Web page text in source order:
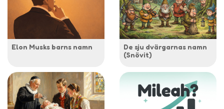
Elon Musks barns namn
De sju dvärgarnas namn
(Snövit)